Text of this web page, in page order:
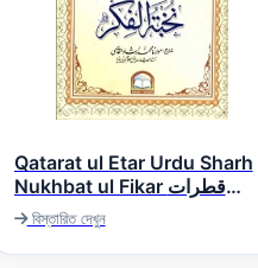
Qatarat ul Etar Urdu Sharh
Nukhbat ul Fikar قطرات
العطر اردو شرح شرح نخبۃ الفکر
বিস্তারিত দেখুন